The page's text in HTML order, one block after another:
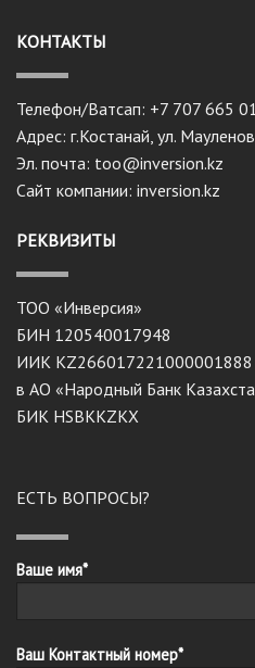
КОНТАКТЫ
Телефон/Ватсап: +7 707 665
Адрес: г.Костанай, ул.
Эл. почта: too@inversion.kz
Сайт компании: inversion.kz
РЕКВИЗИТЫ
ТОО «Инверсия»
БИН 120540017948
ИИК KZ266017221000001888
в АО «Народный Банк
БИК HSBKKZKX
ЕСТЬ ВОПРОСЫ?
Ваше имя*
Ваш Контактный номер*